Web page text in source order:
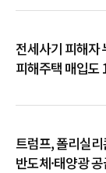
전세사기 피해
피해주택 매입도
트럼프, 폴리실
반도체·태양광